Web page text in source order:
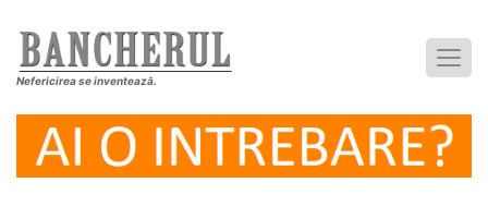
Nefericirea se inventează.